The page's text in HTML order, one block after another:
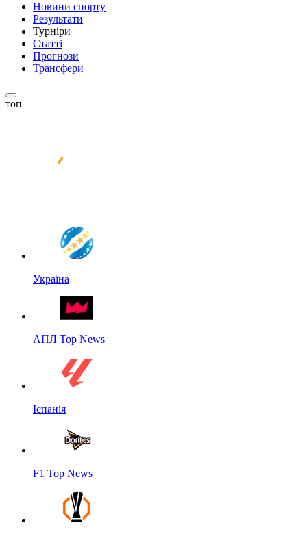
Новини спорту
Результати
Турніри
Статті
Прогнози
Трансфери
топ
Україна
АПЛ Top News
Іспанія
F1 Top News